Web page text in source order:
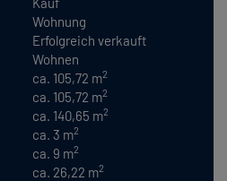
Wohnung
Erfolgreich verkauft
Wohnen
ca. 105,72 m2
ca. 105,72 m2
ca. 140,65 m2
ca. 3 m2
ca. 9 m2
ca. 26,22 m2